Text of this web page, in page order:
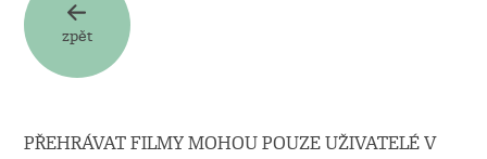
zpět
PŘEHRÁVAT FILMY MOHOU POUZE UŽIVATELÉ V